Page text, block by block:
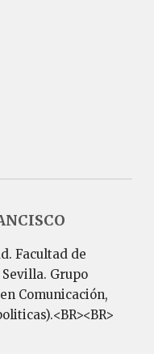
Facultad de
Grupo
Comunicación,